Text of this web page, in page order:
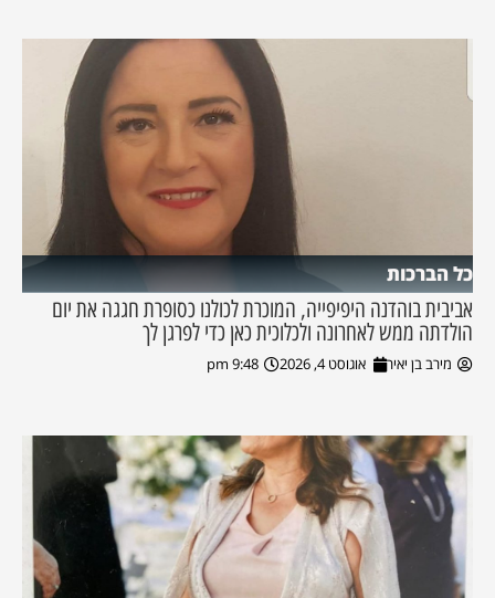
כל הברכות
אביבית בוהדנה היפיפייה, המוכרת לכולנו כסופרת חגגה את יום
הולדתה ממש לאחרונה ולכלוכית כאן כדי לפרגן לך
מירב בן יאיר אוגוסט 4, 2026 9:48 pm